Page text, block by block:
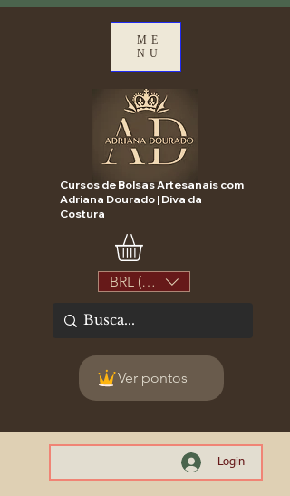
ME
NU
Cursos de Bolsas Artesanais com
Adriana Dourado | Diva da
Costura
BRL (R$)
Ver pontos
Login